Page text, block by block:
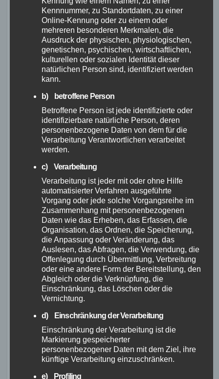
Noch mehr
Gravelbikes im
Einzeltest
Neben den bereits erwähnten Modellen wurden
noch weiteregünstige Gravelbikes
Einzeltest getestet. Dazu gehören das Giant
Toughroad SLR1, das Giant Revolt 2, das
Ghost Asket Gravelbike, das Marin Four
Corners und das Fuji Jari 2022. Diese Modelle
bieten ebenfalls eine gute Qualität zu günstigen
Preisen und sind eine gute Wahl für Einsteiger
und preisbewusste Käufer.
Nützliches Wissen
rund um Gravelbikes
Wenn Sie eingünstiges Gravelbike kaufen
möchten, gibt es einige Dinge, die Sie
beachten sollten. Zunächst sollten Sie Ihr
Budget festlegen und herausfinden, welche
Kennnummer, zu Standortdaten, zu einer
Online-Kennung oder zu einem oder
mehreren besonderen Merkmalen, die
Ausdruck der physischen, physiologischen,
genetischen, psychischen, wirtschaftlichen,
kulturellen oder sozialen Identität dieser
natürlichen Person sind, identifiziert werden
kann.
b) betroffene Person
Betroffene Person ist jede identifizierte oder
identifizierbare natürliche Person, deren
personenbezogene Daten von dem für die
Verarbeitung Verantwortlichen verarbeitet
werden.
c) Verarbeitung
Verarbeitung ist jeder mit oder ohne Hilfe
automatisierter Verfahren ausgeführte
Vorgang oder jede solche Vorgangsreihe im
Zusammenhang mit personenbezogenen
Daten wie das Erheben, das Erfassen, die
Organisation, das Ordnen, die Speicherung,
die Anpassung oder Veränderung, das
Auslesen, das Abfragen, die Verwendung, die
Offenlegung durch Übermittlung, Verbreitung
oder eine andere Form der Bereitstellung, den
Abgleich oder die Verknüpfung, die
Einschränkung, das Löschen oder die
Vernichtung.
d) Einschränkung der Verarbeitung
Einschränkung der Verarbeitung ist die
Markierung gespeicherter
personenbezogener Daten mit dem Ziel, ihre
künftige Verarbeitung einzuschränken.
e) Profiling